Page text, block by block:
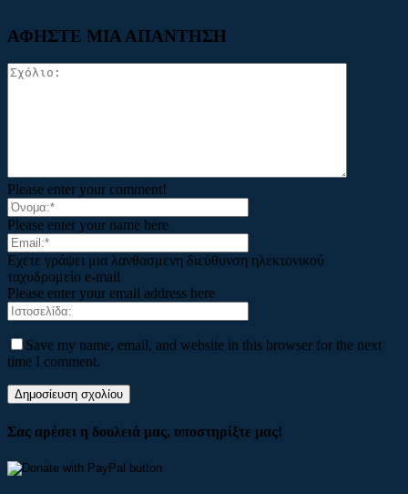
ΑΦΗΣΤΕ ΜΙΑ ΑΠΑΝΤΗΣΗ
Please enter your comment!
Please enter your name here
Εχετε γράψει μια λανθασμενη διεύθυνση ηλεκτονικού
ταχυδρομείο e-mail
Please enter your email address here
Save my name, email, and website in this browser for the next
time I comment.
Σας αρέσει η δουλειά μας, υποστηρίξτε μας!